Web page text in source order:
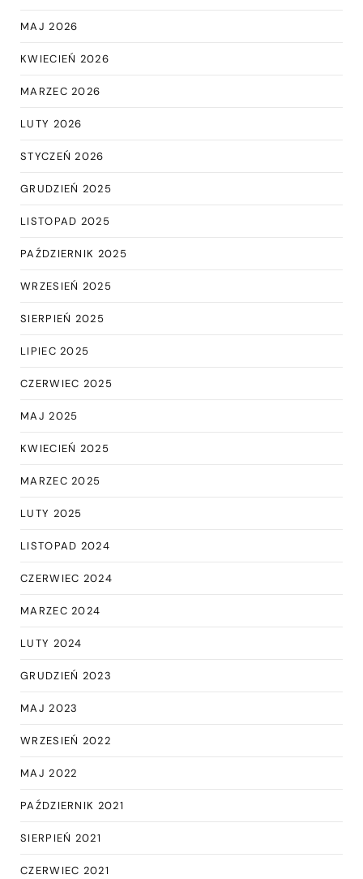
MAJ 2026
KWIECIEŃ 2026
MARZEC 2026
LUTY 2026
STYCZEŃ 2026
GRUDZIEŃ 2025
LISTOPAD 2025
PAŹDZIERNIK 2025
WRZESIEŃ 2025
SIERPIEŃ 2025
LIPIEC 2025
CZERWIEC 2025
MAJ 2025
KWIECIEŃ 2025
MARZEC 2025
LUTY 2025
LISTOPAD 2024
CZERWIEC 2024
MARZEC 2024
LUTY 2024
GRUDZIEŃ 2023
MAJ 2023
WRZESIEŃ 2022
MAJ 2022
PAŹDZIERNIK 2021
SIERPIEŃ 2021
CZERWIEC 2021